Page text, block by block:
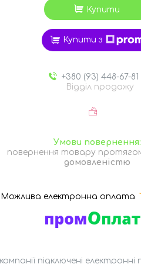
Купити
Купити з
+380 (93) 448-67-81
Відділ продажу
повернення товару протягом
домовленістю
підключені електронні